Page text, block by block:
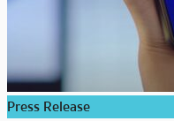
Press Release